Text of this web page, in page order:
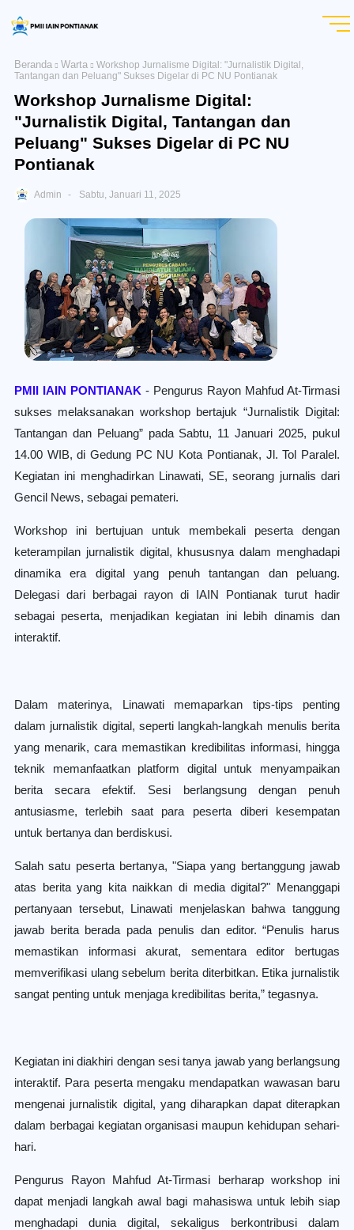
Beranda Warta
Workshop Jurnalisme Digital: "Jurnalistik Digital,
Tantangan dan Peluang" Sukses Digelar di PC NU Pontianak
Workshop Jurnalisme Digital:
"Jurnalistik Digital, Tantangan dan
Peluang" Sukses Digelar di PC NU
Pontianak
Admin Sabtu, Januari 11, 2025
PMII IAIN PONTIANAK - Pengurus Rayon Mahfud At-Tirmasi
sukses melaksanakan workshop bertajuk “Jurnalistik Digital:
Tantangan dan Peluang” pada Sabtu, 11 Januari 2025, pukul
14.00 WIB, di Gedung PC NU Kota Pontianak, Jl. Tol Paralel.
Kegiatan ini menghadirkan Linawati, SE, seorang jurnalis dari
Gencil News, sebagai pemateri.
Workshop ini bertujuan untuk membekali peserta dengan
keterampilan jurnalistik digital, khususnya dalam menghadapi
dinamika era digital yang penuh tantangan dan peluang.
Delegasi dari berbagai rayon di IAIN Pontianak turut hadir
sebagai peserta, menjadikan kegiatan ini lebih dinamis dan
interaktif.
Dalam materinya, Linawati memaparkan tips-tips penting
dalam jurnalistik digital, seperti langkah-langkah menulis berita
yang menarik, cara memastikan kredibilitas informasi, hingga
teknik memanfaatkan platform digital untuk menyampaikan
berita secara efektif. Sesi berlangsung dengan penuh
antusiasme, terlebih saat para peserta diberi kesempatan
untuk bertanya dan berdiskusi.
Salah satu peserta bertanya, "Siapa yang bertanggung jawab
atas berita yang kita naikkan di media digital?" Menanggapi
pertanyaan tersebut, Linawati menjelaskan bahwa tanggung
jawab berita berada pada penulis dan editor. “Penulis harus
memastikan informasi akurat, sementara editor bertugas
memverifikasi ulang sebelum berita diterbitkan. Etika jurnalistik
sangat penting untuk menjaga kredibilitas berita,” tegasnya.
Kegiatan ini diakhiri dengan sesi tanya jawab yang berlangsung
interaktif. Para peserta mengaku mendapatkan wawasan baru
mengenai jurnalistik digital, yang diharapkan dapat diterapkan
dalam berbagai kegiatan organisasi maupun kehidupan sehari-
hari.
Pengurus Rayon Mahfud At-Tirmasi berharap workshop ini
dapat menjadi langkah awal bagi mahasiswa untuk lebih siap
menghadapi dunia digital, sekaligus berkontribusi dalam